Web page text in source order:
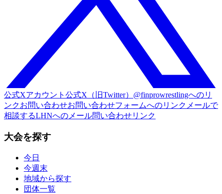
公式Xアカウント 公式X（旧Twitter）@finprowrestlingへのリ
ンクお問い合わせお問い合わせフォームへのリンク メールで
相談するLHNへのメール問い合わせリンク
大会を探す
今日
今週末
地域から探す
団体一覧